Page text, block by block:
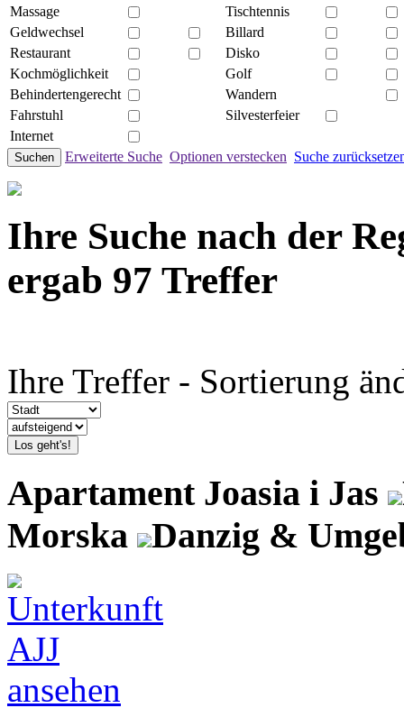
Massage
Tischtennis
Geldwechsel
Billard
Restaurant
Disko
Kochmöglichkeit
Golf
Behindertengerecht
Wandern
Fahrstuhl
Silvesterfeier
Internet
Suchen Erweiterte Suche Optionen verstecken Suche
Ihre Suche nach der
ergab 97 Treffer
Ihre Treffer - Sortierung
Los geht's!
Apartament Joasia i Jas
Morska Danzig &